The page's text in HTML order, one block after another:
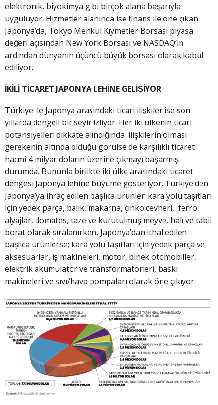
elektronik, biyokimya gibi birçok alana başarıyla
uyguluyor. Hizmetler alanında ise finans ile öne çıkan
Japonya’da, Tokyo Menkul Kıymetler Borsası piyasa
değeri açısından New York Borsası ve NASDAQ’ın
ardından dünyanın üçüncü büyük borsası olarak kabul
ediliyor.
İKİLİ TİCARET JAPONYA LEHİNE GELİŞİYOR
Türkiye ile Japonya arasındaki ticari ilişkiler ise son
yıllarda dengeli bir seyir izliyor. Her iki ülkenin ticari
potansiyelleri dikkate alındığında ilişkilerin olması
gerekenin altında olduğu görülse de karşılıklı ticaret
hacmi 4 milyar doların üzerine çıkmayı başarmış
durumda. Bununla birlikte iki ülke arasındaki ticaret
dengesi Japonya lehine büyüme gösteriyor. Türkiye’den
Japonya’ya ihraç edilen başlıca ürünler; kara yolu taşıtları
için yedek parça, balık, makarna, çinko cevheri, ferro
alyajlar, domates, taze ve kurutulmuş meyve, halı ve tabii
borat olarak sıralanırken, Japonya’dan ithal edilen
başlıca ürünlerse; kara yolu taşıtları için yedek parça ve
aksesuarlar, iş makineleri, motor, binek otomobiller,
elektrik akümülatör ve transformatörleri, baskı
makineleri ve sıvı/hava pompaları olarak öne çıkıyor.